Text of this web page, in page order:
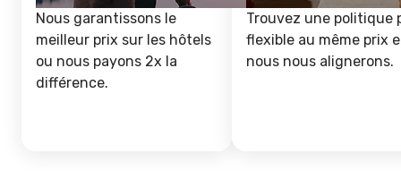
Nous garantissons le
meilleur prix sur les hôtels
ou nous payons 2x la
différence.
Trouvez une politique
flexible au même prix
nous nous alignerons.